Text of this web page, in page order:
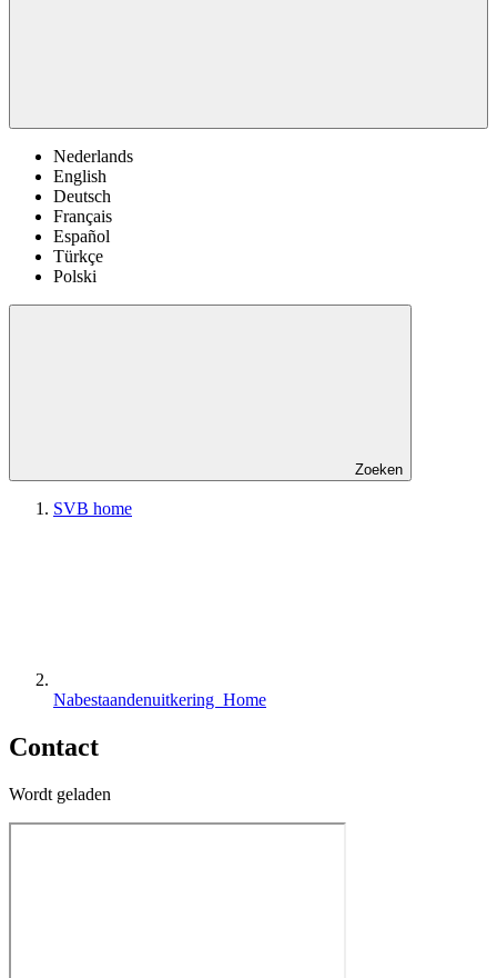
Nederlands
English
Deutsch
Français
Español
Türkçe
Polski
Zoeken
SVB home
Nabestaandenuitkering Home
Contact
Wordt geladen